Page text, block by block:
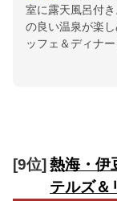
室に露天風呂付
の良い温泉が楽
ッフェ＆ディナ
[9位] 熱海・
テルズ＆